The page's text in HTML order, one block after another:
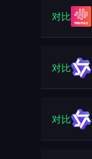
对比
对比
对比